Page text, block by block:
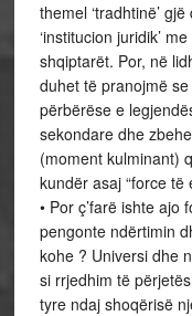
themel ‘tradhtinë’
‘institucion juridik’
shqiptarët. Por, në
duhet të pranojmë
përbërëse e
sekondare dhe
(moment kulminant)
kundër asaj “force të
• Por ç’farë ishte
pengonte ndërtimin
kohe ? Universi dhe
si rrjedhim të
tyre ndaj shoqërisë